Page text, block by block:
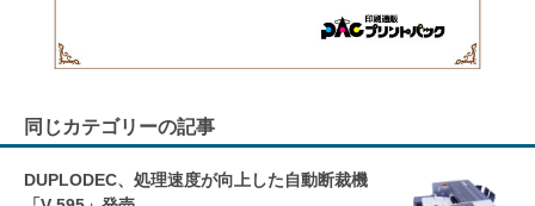
同じカテゴリーの記事
DUPLODEC、処理速度が向上した自動断裁機